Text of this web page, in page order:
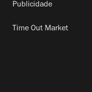
Publicidade
Time Out Market